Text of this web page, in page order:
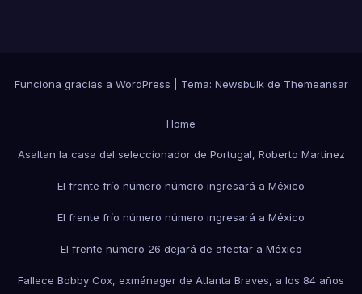
Funciona gracias a WordPress Tema: Newsbulkde Themeansar
Home
Asaltan la casa del seleccionador de Portugal, Roberto Martínez
El frente frío número número ingresará a México
El frente frío número número ingresará a México
El frente número 26 dejará de afectar a México
Fallece Bobby Cox, exmánager de Atlanta Braves, a los 84 años